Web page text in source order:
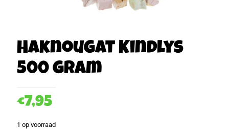
Haknougat Kindlys
500 gram
€7,95
1 op voorraad